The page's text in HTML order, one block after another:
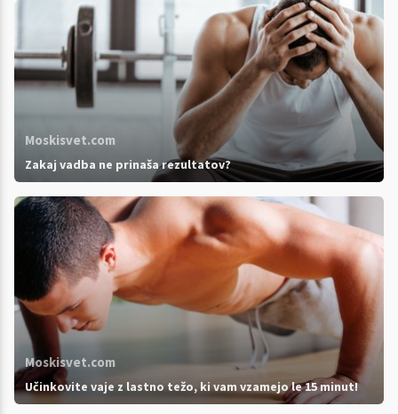
Moskisvet.com
Zakaj vadba ne prinaša rezultatov?
Moskisvet.com
Učinkovite vaje z lastno težo, ki vam vzamejo le 15 minut!